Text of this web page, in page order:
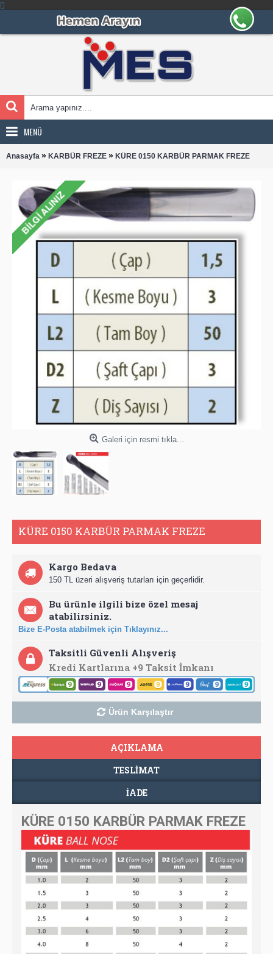
MENÜ
Anasayfa » KARBÜR FREZE » KÜRE 0150 KARBÜR PARMAK FREZE
Galeri için resmi tıkla...
KÜRE 0150 KARBÜR PARMAK FREZE
Kargo Bedava
150 TL üzeri alışveriş tutarları için geçerlidir.
Bu ürünle ilgili bize özel mesaj
atabilirsiniz.
Bize E-Posta atabilmek için Tıklayınız...
Taksitli Güvenli Alışveriş
Kredi Kartlarına +9 Taksit İmkanı
Ürün Karşılaştır
AÇIKLAMA
TESLIMAT
İADE
KÜRE 0150 KARBÜR PARMAK FREZE